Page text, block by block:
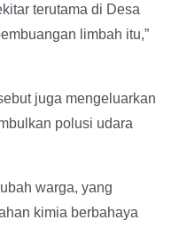
terutama di Desa
limbah itu,”
juga mengeluarkan
polusi udara
warga, yang
kimia berbahaya